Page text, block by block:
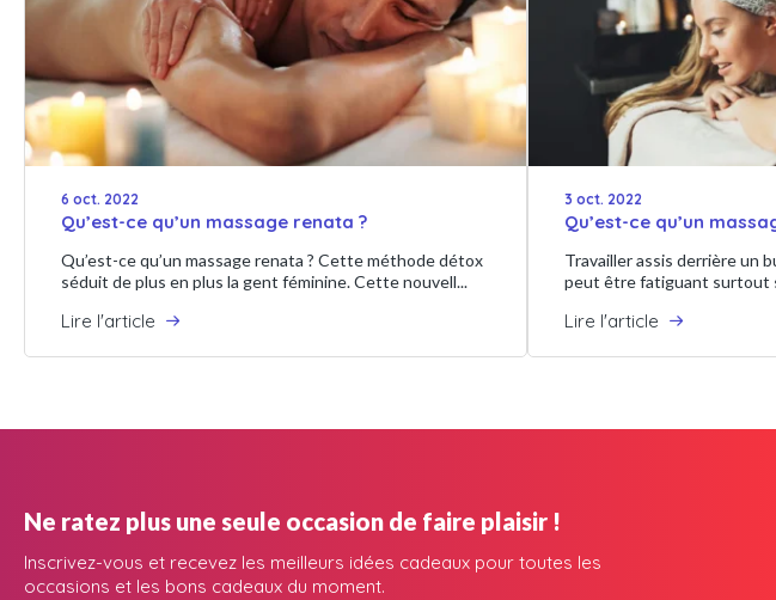
6 oct. 2022
Qu’est-ce qu’un massage renata ?
Qu’est-ce qu’un massage renata ? Cette méthode détox
séduit de plus en plus la gent féminine. Cette nouvell...
Lire l'article
3 oct. 2022
Qu’est-ce qu’un
Travailler assis derrière un
peut être fatiguant surtout
Lire l'article
Ne ratez plus une seule occasion de faire plaisir !
Inscrivez-vous et recevez les meilleurs idées cadeaux pour toutes les
occasions et les bons cadeaux du moment.